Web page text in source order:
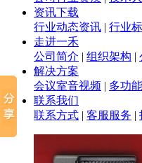
资讯下载
行业动态资讯 | 行业
走进一禾
公司简介 | 组织架构 |
解决方案
会议室音视频 | 多功
联系我们
联系方式 | 客服服务 |